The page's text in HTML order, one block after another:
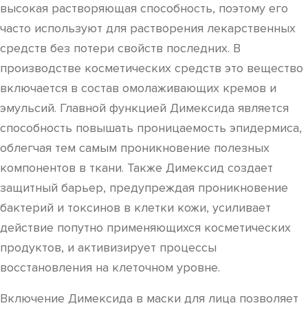
высокая растворяющая способность, поэтому его
часто используют для растворения лекарственных
средств без потери свойств последних. В
производстве косметических средств это вещество
включается в состав омолаживающих кремов и
эмульсий. Главной функцией Димексида является
способность повышать проницаемость эпидермиса,
облегчая тем самым проникновение полезных
компонентов в ткани. Также Димексид создает
защитный барьер, предупреждая проникновение
бактерий и токсинов в клетки кожи, усиливает
действие попутно применяющихся косметических
продуктов, и активизирует процессы
восстановления на клеточном уровне.
Включение Димексида в маски для лица позволяет